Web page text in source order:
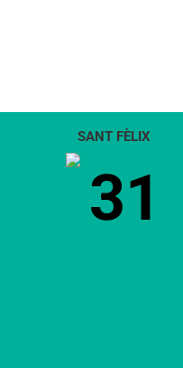
SANT FÈLIX
31